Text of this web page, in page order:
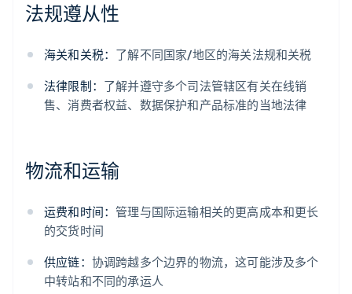
法规遵从性
海关和关税： 了解不同国家/地区的海关法规和关税
法律限制： 了解并遵守多个司法管辖区有关在线销
售、消费者权益、数据保护和产品标准的当地法律
物流和运输
运费和时间：管理与国际运输相关的更高成本和更长
的交货时间
供应链： 协调跨越多个边界的物流，这可能涉及多个
中转站和不同的承运人